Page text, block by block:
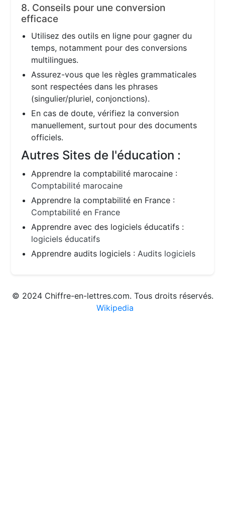
8. Conseils pour une conversion
efficace
Utilisez des outils en ligne pour gagner du
temps, notamment pour des conversions
multilingues.
Assurez-vous que les règles grammaticales
sont respectées dans les phrases
(singulier/pluriel, conjonctions).
En cas de doute, vérifiez la conversion
manuellement, surtout pour des documents
officiels.
Autres Sites de l'éducation :
Apprendre la comptabilité marocaine :
Comptabilité marocaine
Apprendre la comptabilité en France :
Comptabilité en France
Apprendre avec des logiciels éducatifs :
logiciels éducatifs
Apprendre audits logiciels :Audits logiciels
© 2024 Chiffre-en-lettres.com. Tous droits réservés.
Wikipedia